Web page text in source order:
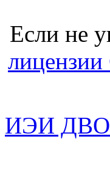
Если не
ИЭИ